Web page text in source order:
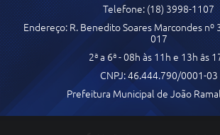
Telefone: (18) 3998-1107
Endereço: R. Benedito Soares Marcondes nº
017
2ª a 6ª - 08h às 11h e 13h âs
CNPJ: 46.444.790/0001-03
Prefeitura Municipal de João